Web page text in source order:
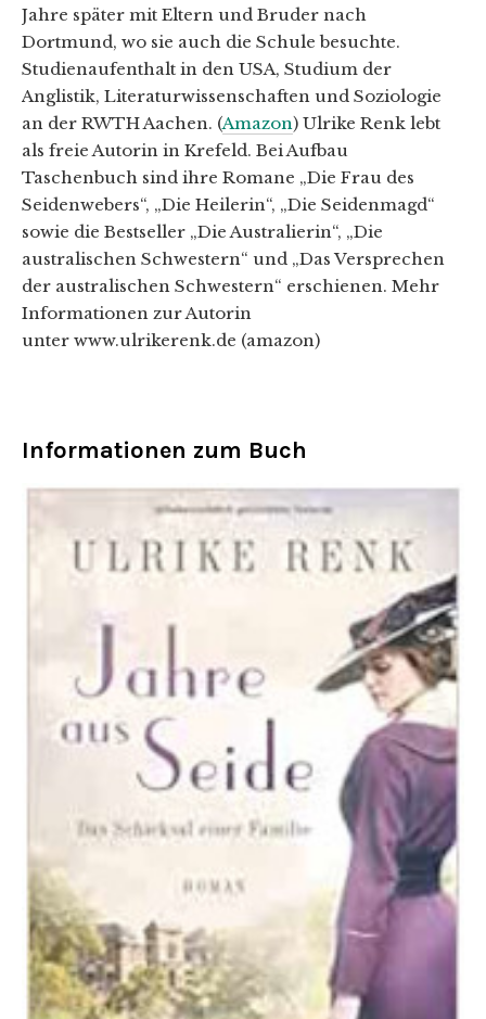
Jahre später mit Eltern und Bruder nach
Dortmund, wo sie auch die Schule besuchte.
Studienaufenthalt in den USA, Studium der
Anglistik, Literaturwissenschaften und Soziologie
an der RWTH Aachen. (Amazon) Ulrike Renk lebt
als freie Autorin in Krefeld. Bei Aufbau
Taschenbuch sind ihre Romane „Die Frau des
Seidenwebers“, „Die Heilerin“, „Die Seidenmagd“
sowie die Bestseller „Die Australierin“, „Die
australischen Schwestern“ und „Das Versprechen
der australischen Schwestern“ erschienen. Mehr
Informationen zur Autorin
unter www.ulrikerenk.de (amazon)
Informationen zum Buch